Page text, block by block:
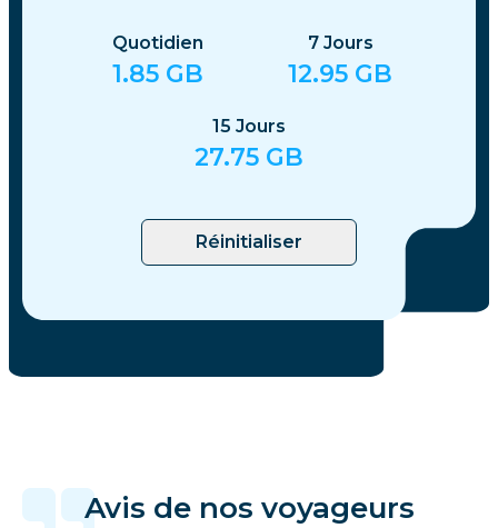
Quotidien
1.85 GB
7 Jours
12.95 GB
15 Jours
27.75 GB
Réinitialiser
Avis de nos voyageurs